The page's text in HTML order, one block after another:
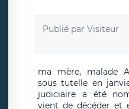
Publié par Visiteur
ma mère, malade
sous tutelle en
judiciaire a été
vient de décéder et